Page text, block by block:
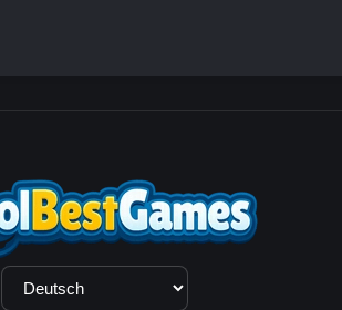
Sprachauswahl